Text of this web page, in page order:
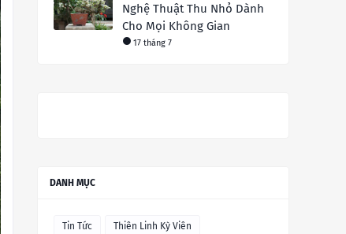
Nghệ Thuật Thu Nhỏ Dành
Cho Mọi Không Gian
17 tháng 7
DANH MỤC
Tin Tức Thiên Linh Kỳ Viên